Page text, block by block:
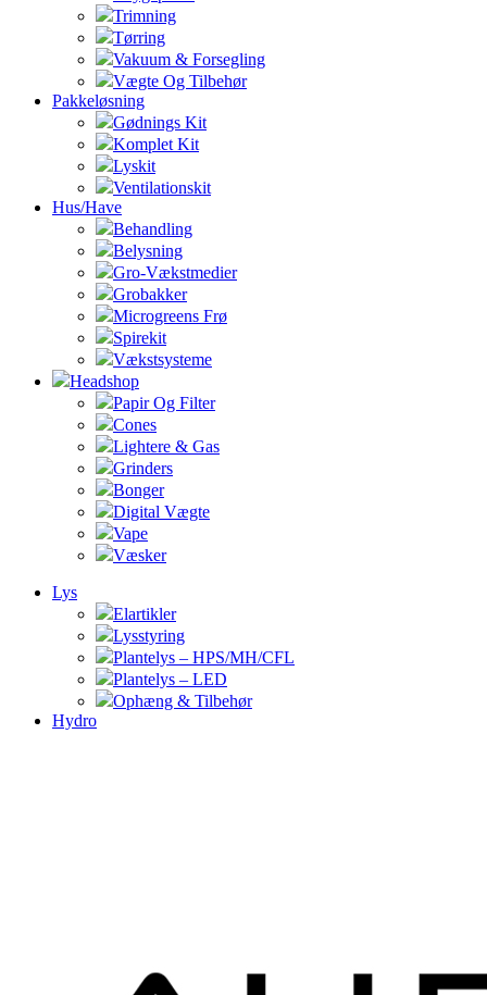
Trimning
Tørring
Vakuum & Forsegling
Vægte Og Tilbehør
Pakkeløsning
Gødnings Kit
Komplet Kit
Lyskit
Ventilationskit
Hus/Have
Behandling
Belysning
Gro-Vækstmedier
Grobakker
Microgreens Frø
Spirekit
Vækstsysteme
Headshop
Papir Og Filter
Cones
Lightere & Gas
Grinders
Bonger
Digital Vægte
Vape
Væsker
Lys
Elartikler
Lysstyring
Plantelys – HPS/MH/CFL
Plantelys – LED
Ophæng & Tilbehør
Hydro